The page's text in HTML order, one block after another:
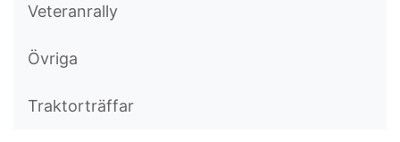
Veteranrally
Övriga
Traktorträffar